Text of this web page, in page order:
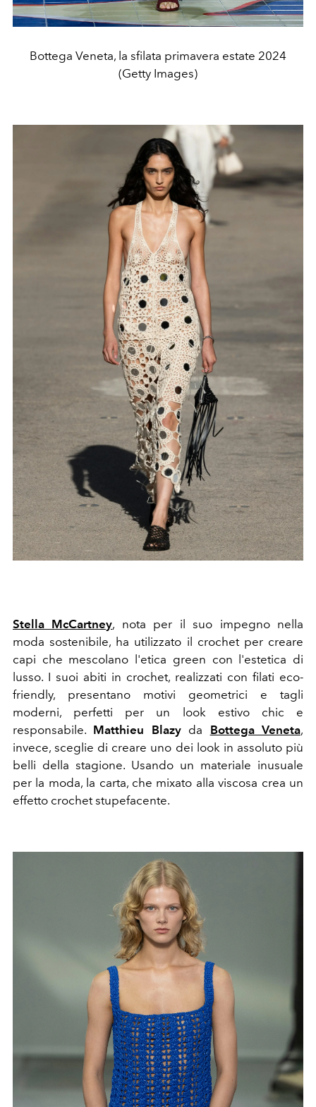
Bottega Veneta, la sfilata primavera estate 2024
(Getty Images)
Stella McCartney, nota per il suo impegno nella
moda sostenibile, ha utilizzato il crochet per creare
capi che mescolano l'etica green con l'estetica di
lusso. I suoi abiti in crochet, realizzati con filati eco-
friendly, presentano motivi geometrici e tagli
moderni, perfetti per un look estivo chic e
responsabile. Matthieu Blazyda Bottega Veneta,
invece, sceglie di creare uno dei look in assoluto più
belli della stagione. Usando un materiale inusuale
per la moda, la carta, che mixato alla viscosa crea un
effetto crochet stupefacente.